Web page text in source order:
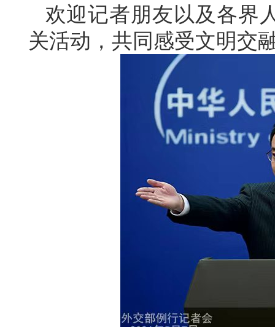
欢迎记者朋友以及各界
关活动，共同感受文明交